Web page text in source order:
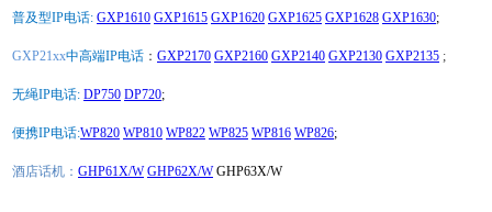
普及型IP电话: GXP1610 GXP1615 GXP1620 GXP1625 GXP1628 GXP1630;
GXP21xx中高端IP电话 ： GXP2170 GXP2160 GXP2140 GXP2130 GXP2135 ;
无绳IP电话: DP750 DP720;
便携IP电话:WP820 WP810 WP822 WP825 WP816 WP826;
酒店话机： GHP61X/W GHP62X/WGHP63X/W